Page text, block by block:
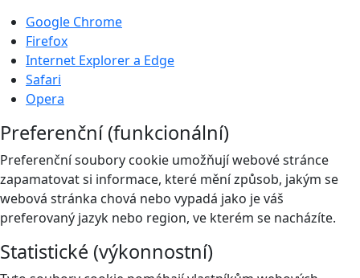
Google Chrome
Firefox
Internet Explorer a Edge
Safari
Opera
Preferenční (funkcionální)
Preferenční soubory cookie umožňují webové stránce
zapamatovat si informace, které mění způsob, jakým se
webová stránka chová nebo vypadá jako je váš
preferovaný jazyk nebo region, ve kterém se nacházíte.
Statistické (výkonnostní)